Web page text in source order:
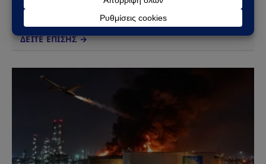
ΔΕΙΤΕ ΕΠΙΣΗΣ →